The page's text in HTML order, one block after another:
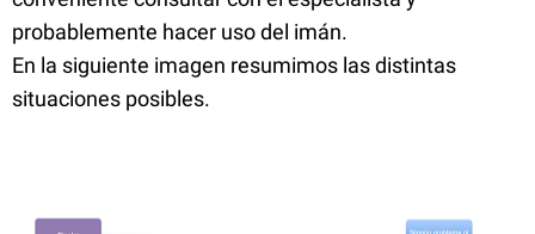
probablemente hacer uso del imán.
En la siguiente imagen resumimos las distintas
situaciones posibles.